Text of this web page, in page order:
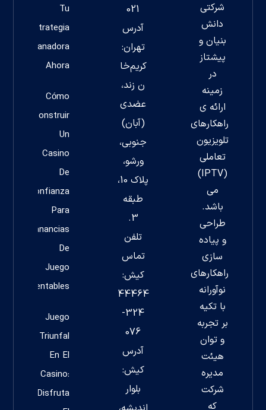
شرکتی
دانش
بنیان و
پیشتاز
در
زمینه
ارائه ی
راهکارهای
تلویزیون
تعاملی
(IPTV)
می
باشد.
طراحی
و پیاده
سازی
راهکارهای
نوآورانه
با تکیه
بر تجربه
و توان
هیئت
مدیره
شرکت
که
021
آدرس
تهران:
کریم‌خا
ن زند،
عضدی
(آبان)
جنوبی،
ورشو،
پلاک 10،
طبقه
3.
تلفن
تماس
کیش:
44464
324-
076
آدرس
کیش:
بلوار
Tu
Estrategia
Ganadora
Ahora
Cómo
Construir
Un
Casino
De
Confianza
Para
Ganancias
De
Juego
Rentables
Juego
Triunfal
En El
Casino:
Disfruta